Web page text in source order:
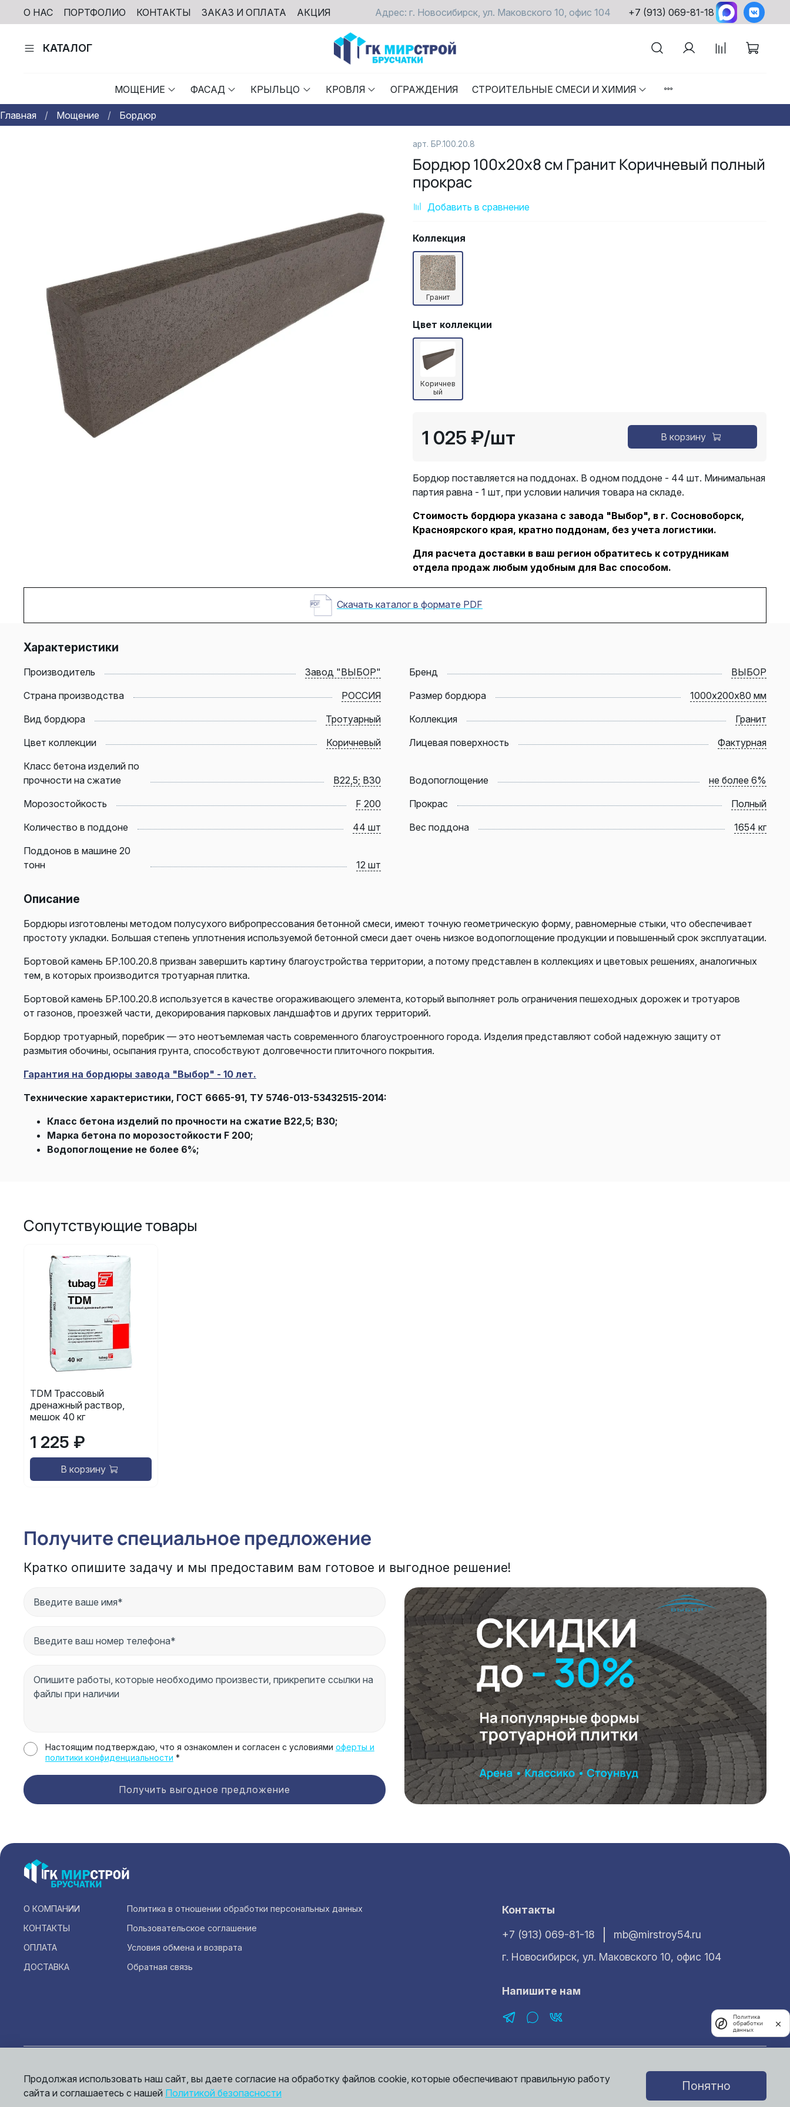
О НАС ПОРТФОЛИО КОНТАКТЫ ЗАКАЗ И ОПЛАТА АКЦИЯ Адрес: г. Новосибирск, ул. Маковского 10, офис 104 +7 (913) 069-81-18
КАТАЛОГ
МОЩЕНИЕ ФАСАД КРЫЛЬЦО КРОВЛЯ ОГРАЖДЕНИЯ СТРОИТЕЛЬНЫЕ СМЕСИ И ХИМИЯ
Главная Мощение Бордюр
арт. БР.100.20.8
Бордюр 100х20х8 см Гранит Коричневый полный
прокрас
Добавить в сравнение
Коллекция
Гранит
Цвет коллекции
Коричнев
ый
1 025 ₽/шт В корзину
Бордюр поставляется на поддонах. В одном поддоне - 44 шт. Минимальная
партия равна - 1 шт, при условии наличия товара на складе.
Стоимость бордюра указана с завода "Выбор", в г. Сосновоборск,
Красноярского края, кратно поддонам, без учета логистики.
Для расчета доставки в ваш регион обратитесь к сотрудникам
отдела продаж любым удобным для Вас способом.
Скачать каталог в формате PDF
Характеристики
Производитель Завод "ВЫБОР" Бренд
ВЫБОР
Страна производства
РОССИЯ Размер бордюра
1000х200х80 мм
Вид бордюра
Тротуарный Коллекция
Гранит
Цвет коллекции
Коричневый Лицевая поверхность
Фактурная
Класс бетона изделий по
прочности на сжатие
B22,5; B30 Водопоглощение
не более 6%
Морозостойкость
F 200 Прокрас
Полный
Количество в поддоне
44 шт Вес поддона
1654 кг
Поддонов в машине 20
тонн
12 шт
Описание
Бордюры изготовлены методом полусухого вибропрессования бетонной смеси, имеют точную геометрическую форму, равномерные стыки, что обеспечивает
простоту укладки. Большая степень уплотнения используемой бетонной смеси дает очень низкое водопоглощение продукции и повышенный срок эксплуатации.
Бортовой камень БР.100.20.8 призван завершить картину благоустройства территории, а потому представлен в коллекциях и цветовых решениях, аналогичных
тем, в которых производится тротуарная плитка.
Бортовой камень БР.100.20.8 используется в качестве огораживающего элемента, который выполняет роль ограничения пешеходных дорожек и тротуаров
от газонов, проезжей части, декорирования парковых ландшафтов и других территорий.
Бордюр тротуарный, поребрик — это неотъемлемая часть современного благоустроенного города. Изделия представляют собой надежную защиту от
размытия обочины, осыпания грунта, способствуют долговечности плиточного покрытия.
Гарантия на бордюры завода "Выбор" - 10 лет.
Технические характеристики, ГОСТ 6665-91, ТУ 5746-013-53432515-2014:
Класс бетона изделий по прочности на сжатие В22,5; В30;
Марка бетона по морозостойкости F 200;
Водопоглощение не более 6%;
Сопутствующие товары
TDM Трассовый
дренажный раствор,
мешок 40 кг
1 225 ₽
В корзину
Получите специальное предложение
Кратко опишите задачу и мы предоставим вам готовое и выгодное решение!
Настоящим подтверждаю, что я ознакомлен и согласен с условиями оферты и
политики конфиденциальности *
Получить выгодное предложение
О КОМПАНИИ
КОНТАКТЫ
ОПЛАТА
ДОСТАВКА
Политика в отношении обработки персональных данных
Пользовательское соглашение
Условия обмена и возврата
Обратная связь
Контакты
+7 (913) 069-81-18
mb@mirstroy54.ru
г. Новосибирск, ул. Маковского 10, офис 104
Напишите нам
© 2026,Мирбрусчатки
офертой. Точные сведения о ценах, условиях продажи и доставки вы можете получить у наших менеджеров.
Политика конфиденциальности
Продолжая использовать наш сайт, вы даете согласие на обработку файлов cookie, которые обеспечивают правильную работу
сайта и соглашаетесь с нашей Политикой безопасности Понятно
Политика
обработки
данных